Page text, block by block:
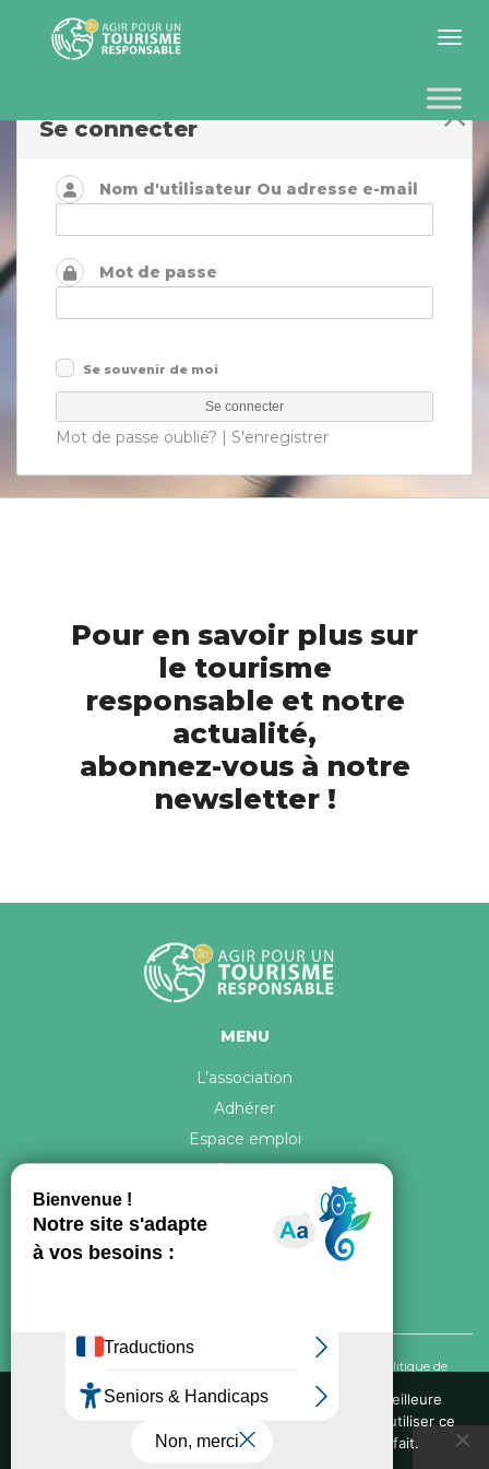
Toggle
Se connecter
Nom d'utilisateur Ou adresse e-mail
Mot de passe
Se souvenir de moi
Mot de passe oublié? | S'enregistrer
Pour en savoir plus sur
le tourisme
responsable et notre
actualité,
abonnez-vous à notre
newsletter !
MENU
L’association
Adhérer
Espace emploi
Contact
Politique de
confidentialité
Conception graphique, iconographie et développement de ce site réalisés par
Nous utilisons des cookies pour vous garantir la meilleure
expérience sur notre site web. Si vous continuez à utiliser ce
site, nous supposerons que vous en êtes satisfait.